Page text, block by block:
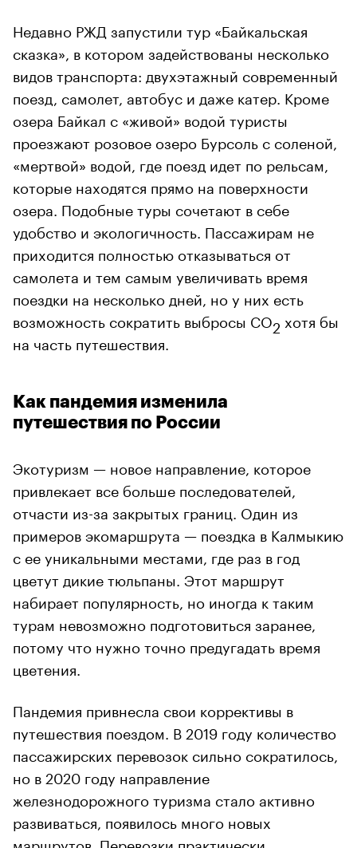
Недавно РЖД запустили тур «Байкальская
сказка», в котором задействованы несколько
видов транспорта: двухэтажный современный
поезд, самолет, автобус и даже катер. Кроме
озера Байкал с «живой» водой туристы
проезжают розовое озеро Бурсоль с соленой,
«мертвой» водой, где поезд идет по рельсам,
которые находятся прямо на поверхности
озера. Подобные туры сочетают в себе
удобство и экологичность. Пассажирам не
приходится полностью отказываться от
самолета и тем самым увеличивать время
поездки на несколько дней, но у них есть
возможность сократить выбросы CO2 хотя бы
на часть путешествия.
Как пандемия изменила
путешествия по России
Экотуризм — новое направление, которое
привлекает все больше последователей,
отчасти из-за закрытых границ. Один из
примеров экомаршрута — поездка в Калмыкию
с ее уникальными местами, где раз в год
цветут дикие тюльпаны. Этот маршрут
набирает популярность, но иногда к таким
турам невозможно подготовиться заранее,
потому что нужно точно предугадать время
цветения.
Пандемия привнесла свои коррективы в
путешествия поездом. В 2019 году количество
пассажирских перевозок сильно сократилось,
но в 2020 году направление
железнодорожного туризма стало активно
развиваться, появилось много новых
маршрутов. Перевозки практически